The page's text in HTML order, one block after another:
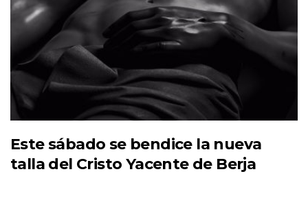
Este sábado se bendice la nueva
talla del Cristo Yacente de Berja